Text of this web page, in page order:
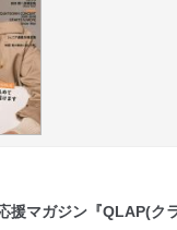
援マガジン『QLAP(ク